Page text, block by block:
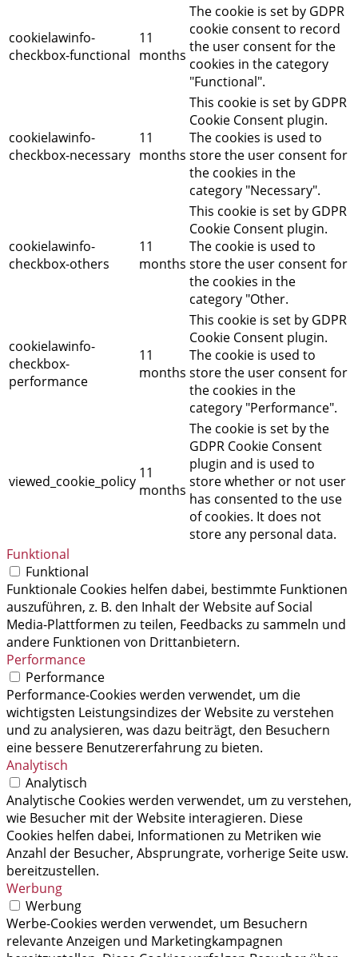
cookielawinfo-
checkbox-functional
11
months
The cookie is set by GDPR
cookie consent to record
the user consent for the
cookies in the category
"Functional".
cookielawinfo-
checkbox-necessary
11
months
This cookie is set by GDPR
Cookie Consent plugin.
The cookies is used to
store the user consent for
the cookies in the
category "Necessary".
cookielawinfo-
checkbox-others
11
months
This cookie is set by GDPR
Cookie Consent plugin.
The cookie is used to
store the user consent for
the cookies in the
category "Other.
cookielawinfo-
checkbox-
performance
11
months
This cookie is set by GDPR
Cookie Consent plugin.
The cookie is used to
store the user consent for
the cookies in the
category "Performance".
viewed_cookie_policy 11
months
The cookie is set by the
GDPR Cookie Consent
plugin and is used to
store whether or not user
has consented to the use
of cookies. It does not
store any personal data.
Funktional
Funktional
Funktionale Cookies helfen dabei, bestimmte Funktionen
auszuführen, z. B. den Inhalt der Website auf Social
Media-Plattformen zu teilen, Feedbacks zu sammeln und
andere Funktionen von Drittanbietern.
Performance
Performance
Performance-Cookies werden verwendet, um die
wichtigsten Leistungsindizes der Website zu verstehen
und zu analysieren, was dazu beiträgt, den Besuchern
eine bessere Benutzererfahrung zu bieten.
Analytisch
Analytisch
Analytische Cookies werden verwendet, um zu verstehen,
wie Besucher mit der Website interagieren. Diese
Cookies helfen dabei, Informationen zu Metriken wie
Anzahl der Besucher, Absprungrate, vorherige Seite usw.
bereitzustellen.
Werbung
Werbung
Werbe-Cookies werden verwendet, um Besuchern
relevante Anzeigen und Marketingkampagnen